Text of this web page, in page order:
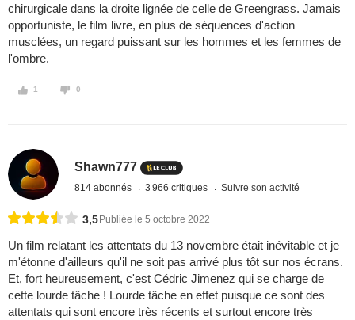
chirurgicale dans la droite lignée de celle de Greengrass. Jamais
opportuniste, le film livre, en plus de séquences d'action
musclées, un regard puissant sur les hommes et les femmes de
l'ombre.
1 0
Shawn777
814 abonnés 3 966 critiques Suivre son activité
3,5 Publiée le 5 octobre 2022
Un film relatant les attentats du 13 novembre était inévitable et je
m'étonne d'ailleurs qu'il ne soit pas arrivé plus tôt sur nos écrans.
Et, fort heureusement, c'est Cédric Jimenez qui se charge de
cette lourde tâche ! Lourde tâche en effet puisque ce sont des
attentats qui sont encore très récents et surtout encore très